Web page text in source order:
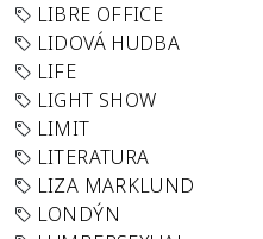
LIBRE OFFICE
LIDOVÁ HUDBA
LIFE
LIGHT SHOW
LIMIT
LITERATURA
LIZA MARKLUND
LONDÝN